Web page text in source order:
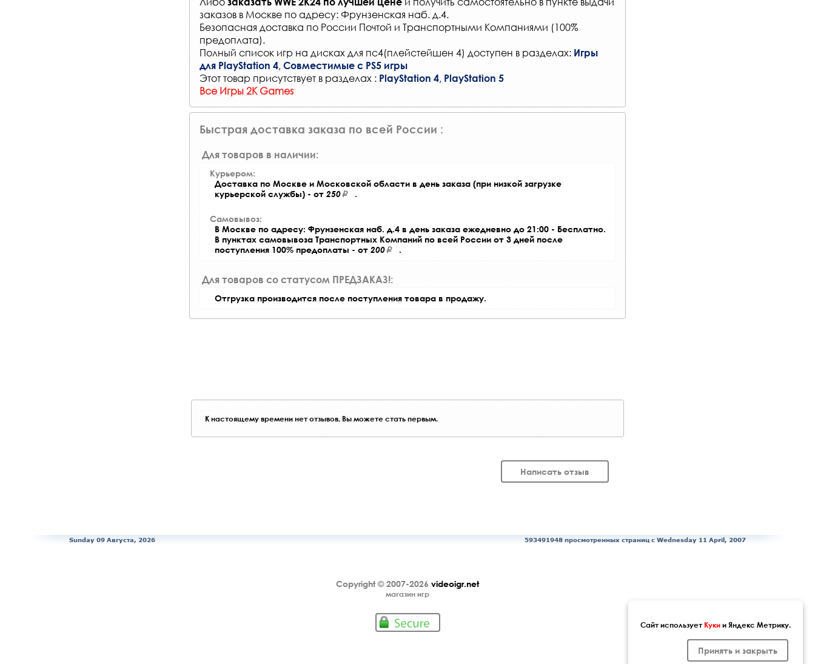
заказов в Москве по адресу: Фрунзенская наб. д.4.
Безопасная доставка по России Почтой и Транспортными Компаниями (100%
предоплата).
Полный список игр на дисках для пс4(плейстейшен 4) доступен в разделах: Игры
для PlayStation 4, Совместимые с PS5 игры
Этот товар присутствует в разделах : PlayStation 4, PlayStation 5
Все Игры 2K Games
Быстрая доставка заказа по всей России :
Для товаров в наличии:
Курьером:
Доставка по Москве и Московской области в день заказа (при низкой загрузке
курьерской службы) - от 250 .
Самовывоз:
В Москве по адресу: Фрунзенская наб. д.4 в день заказа ежедневно до 21:00 - Бесплатно.
В пунктах самовывоза Транспортных Компаний по всей России от 3 дней после
поступления 100% предоплаты - от 200 .
Для товаров со статусом ПРЕДЗАКАЗ!:
Отгрузка производится после поступления товара в продажу.
К настоящему времени нет отзывов, Вы можете стать первым.
Написать отзыв
Sunday 09 Августа, 2026 593491948 просмотренных страниц c Wednesday 11 April, 2007
Copyright © 2007-2026 videoigr.net
магазин игр
Сайт используетКукии Яндекс Метрику.
Принять и закрыть